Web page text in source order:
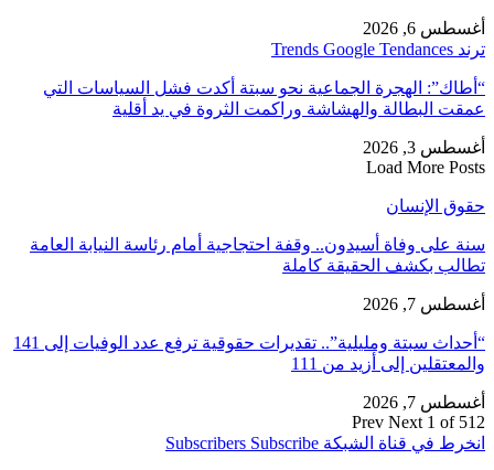
أغسطس 6, 2026
ترند Trends Google Tendances
“أطاك”: الهجرة الجماعية نحو سبتة أكدت فشل السياسات التي
عمقت البطالة والهشاشة وراكمت الثروة في يد أقلية
أغسطس 3, 2026
Load More Posts
حقوق الإنسان
سنة على وفاة أسيدون.. وقفة احتجاجية أمام رئاسة النيابة العامة
تطالب بكشف الحقيقة كاملة
أغسطس 7, 2026
“أحداث سبتة ومليلية”.. تقديرات حقوقية ترفع عدد الوفيات إلى 141
والمعتقلين إلى أزيد من 111
أغسطس 7, 2026
Prev Next 1 of 512
انخرط في قناة الشبكة
Subscribers Subscribe